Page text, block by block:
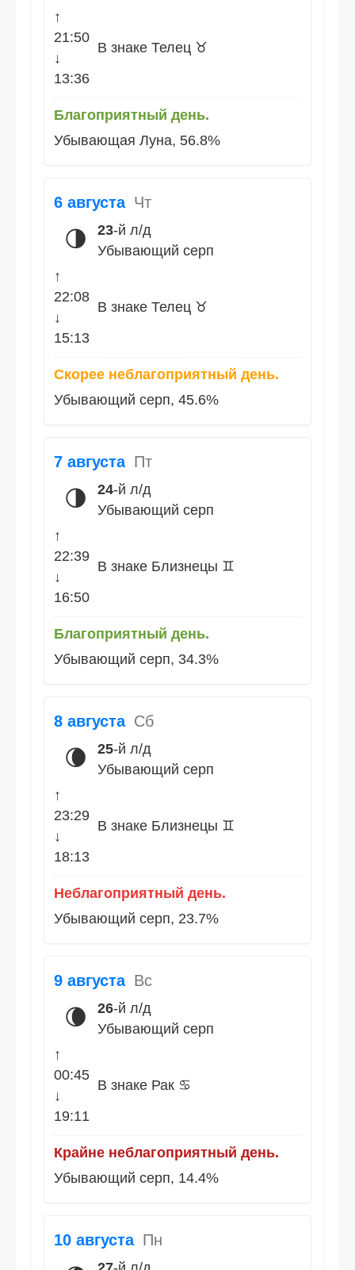
↑
21:50
↓
13:36
В знаке Телец ♉
Благоприятный день.
Убывающая Луна, 56.8%
6 августа Чт
🌗 23-й л/д
Убывающий серп
↑
22:08
↓
15:13
В знаке Телец ♉
Скорее неблагоприятный день.
Убывающий серп, 45.6%
7 августа Пт
🌗 24-й л/д
Убывающий серп
↑
22:39
↓
16:50
В знаке Близнецы ♊
Благоприятный день.
Убывающий серп, 34.3%
8 августа Сб
🌘 25-й л/д
Убывающий серп
↑
23:29
↓
18:13
В знаке Близнецы ♊
Неблагоприятный день.
Убывающий серп, 23.7%
9 августа Вс
🌘 26-й л/д
Убывающий серп
↑
00:45
↓
19:11
В знаке Рак ♋
Крайне неблагоприятный день.
Убывающий серп, 14.4%
10 августа Пн